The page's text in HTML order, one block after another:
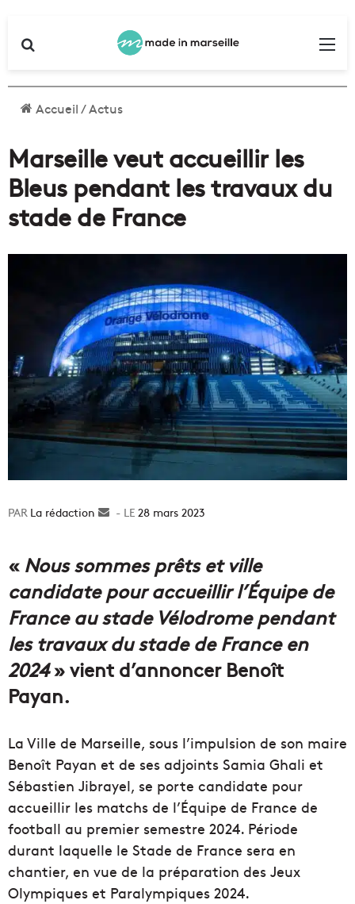
Accueil/Actus
Marseille veut accueillir les
Bleus pendant les travaux du
stade de France
La rédaction
Envoyer28 mars 2023
« Nous sommes prêts et ville
candidate pour accueillir l’Équipe de
France au stade Vélodrome pendant
les travaux du stade de France en
2024» vient d’annoncer Benoît
Payan.
La Ville de Marseille, sous l’impulsion de son maire
Benoît Payan et de ses adjoints Samia Ghali et
Sébastien Jibrayel, se porte candidate pour
accueillir les matchs de l’Équipe de France de
football au premier semestre 2024. Période
durant laquelle le Stade de France sera en
chantier, en vue de la préparation des Jeux
Olympiques et Paralympiques 2024.